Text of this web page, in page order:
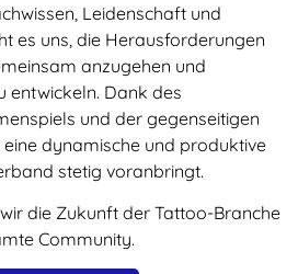
Leidenschaft und
es uns, die Herausforderungen
anzugehen und
entwickeln. Dank des
und der gegenseitigen
dynamische und produktive
stetig voranbringt.
die Zukunft der Tattoo-Branche
Community.